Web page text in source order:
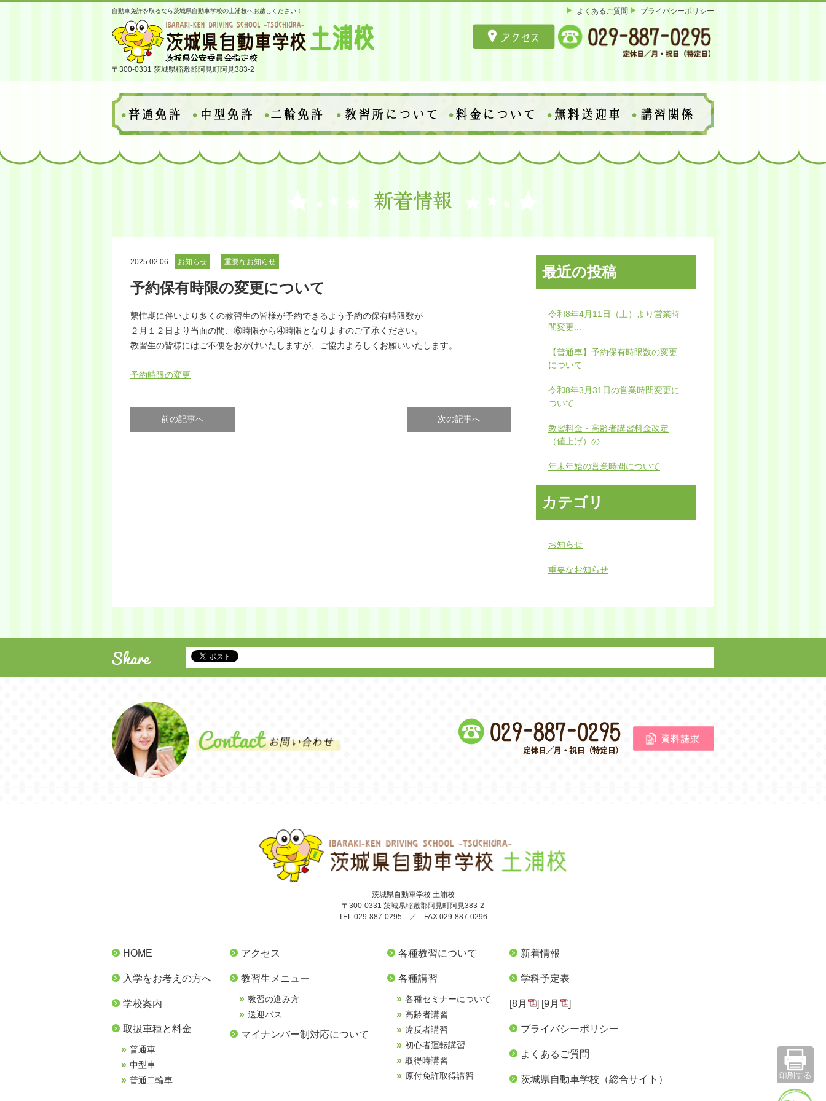
自動車免許を取るなら茨城県自動車学校の土浦校へお越しください！
〒300-0331 茨城県稲敷郡阿見町阿見383-2
プライバシーポリシー
よくあるご質問
2025.02.06 お知らせ 重要なお知らせ
予約保有時限の変更について
繫忙期に伴いより多くの教習生の皆様が予約できるよう予約の保有時限数が
２月１２日より当面の間、⑥時限から④時限となりますのご了承ください。
教習生の皆様にはご不便をおかけいたしますが、ご協力よろしくお願いいたします。
予約時限の変更
前の記事へ 次の記事へ
最近の投稿
令和8年4月11日（土）より営業時
間変更...
【普通車】予約保有時限数の変更
について
令和8年3月31日の営業時間変更に
ついて
教習料金・高齢者講習料金改定
（値上げ）の...
年末年始の営業時間について
カテゴリ
お知らせ
重要なお知らせ
茨城県自動車学校 土浦校
〒300-0331 茨城県稲敷郡阿見町阿見383-2
TEL 029-887-0295 ／ FAX 029-887-0296
HOME
入学をお考えの方へ
学校案内
取扱車種と料金
普通車
中型車
普通二輪車
アクセス
教習生メニュー
教習の進み方
送迎バス
マイナンバー制対応について
各種教習について
各種講習
各種セミナーについて
高齢者講習
違反者講習
初心者運転講習
取得時講習
原付免許取得講習
新着情報
学科予定表
[8月 ] [9月 ]
プライバシーポリシー
よくあるご質問
茨城県自動車学校（総合サイト）